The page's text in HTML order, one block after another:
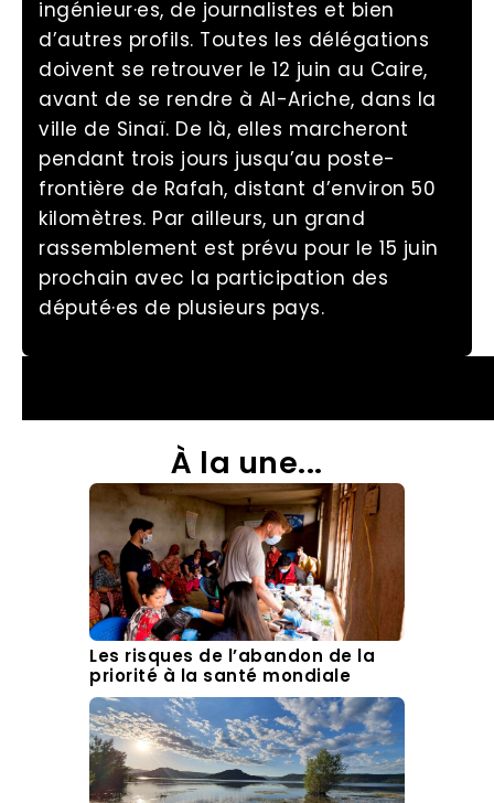
ingénieur·es, de journalistes et bien
d’autres profils. Toutes les délégations
doivent se retrouver le 12 juin au Caire,
avant de se rendre à Al-Ariche, dans la
ville de Sinaï. De là, elles marcheront
pendant trois jours jusqu’au poste-
frontière de Rafah, distant d’environ 50
kilomètres. Par ailleurs, un grand
rassemblement est prévu pour le 15 juin
prochain avec la participation des
député·es de plusieurs pays.
À la une...
Les risques de l’abandon de la
priorité à la santé mondiale